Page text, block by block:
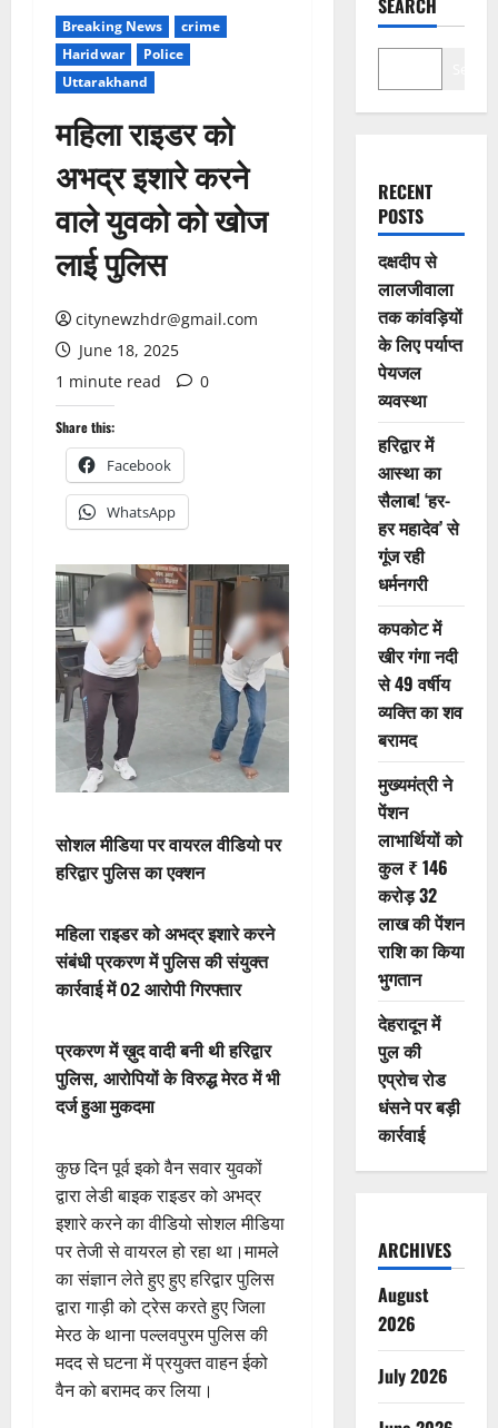
Breaking News
crime
Haridwar
Police
Uttarakhand
महिला राइडर को
अभद्र इशारे करने
वाले युवको को खोज
लाई पुलिस
citynewzhdr@gmail.com
June 18, 2025
1 minute read
0
Share this:
Facebook
WhatsApp
सोशल मीडिया पर वायरल वीडियो पर
हरिद्वार पुलिस का एक्शन
महिला राइडर को अभद्र इशारे करने
संबंधी प्रकरण में पुलिस की संयुक्त
कार्रवाई में 02 आरोपी गिरफ्तार
प्रकरण में ख़ुद वादी बनी थी हरिद्वार
पुलिस, आरोपियों के विरुद्ध मेरठ में भी
दर्ज हुआ मुकदमा
कुछ दिन पूर्व इको वैन सवार युवकों
द्वारा लेडी बाइक राइडर को अभद्र
इशारे करने का वीडियो सोशल मीडिया
पर तेजी से वायरल हो रहा था।मामले
का संज्ञान लेते हुए हुए हरिद्वार पुलिस
द्वारा गाड़ी को ट्रेस करते हुए जिला
मेरठ के थाना पल्लवपुरम पुलिस की
मदद से घटना में प्रयुक्त वाहन ईको
वैन को बरामद कर लिया।
SEARCH
RECENT
POSTS
दक्षदीप से
लालजीवाला
तक कांवड़ियों
के लिए पर्याप्त
पेयजल
व्यवस्था
हरिद्वार में
आस्था का
सैलाब! ‘हर-
हर महादेव’ से
गूंज रही
धर्मनगरी
कपकोट में
खीर गंगा नदी
से 49 वर्षीय
व्यक्ति का शव
बरामद
मुख्यमंत्री ने
पेंशन
लाभार्थियों को
कुल ₹ 146
करोड़ 32
लाख की पेंशन
राशि का किया
भुगतान
देहरादून में
पुल की
एप्रोच रोड
धंसने पर बड़ी
कार्रवाई
ARCHIVES
August
2026
July 2026